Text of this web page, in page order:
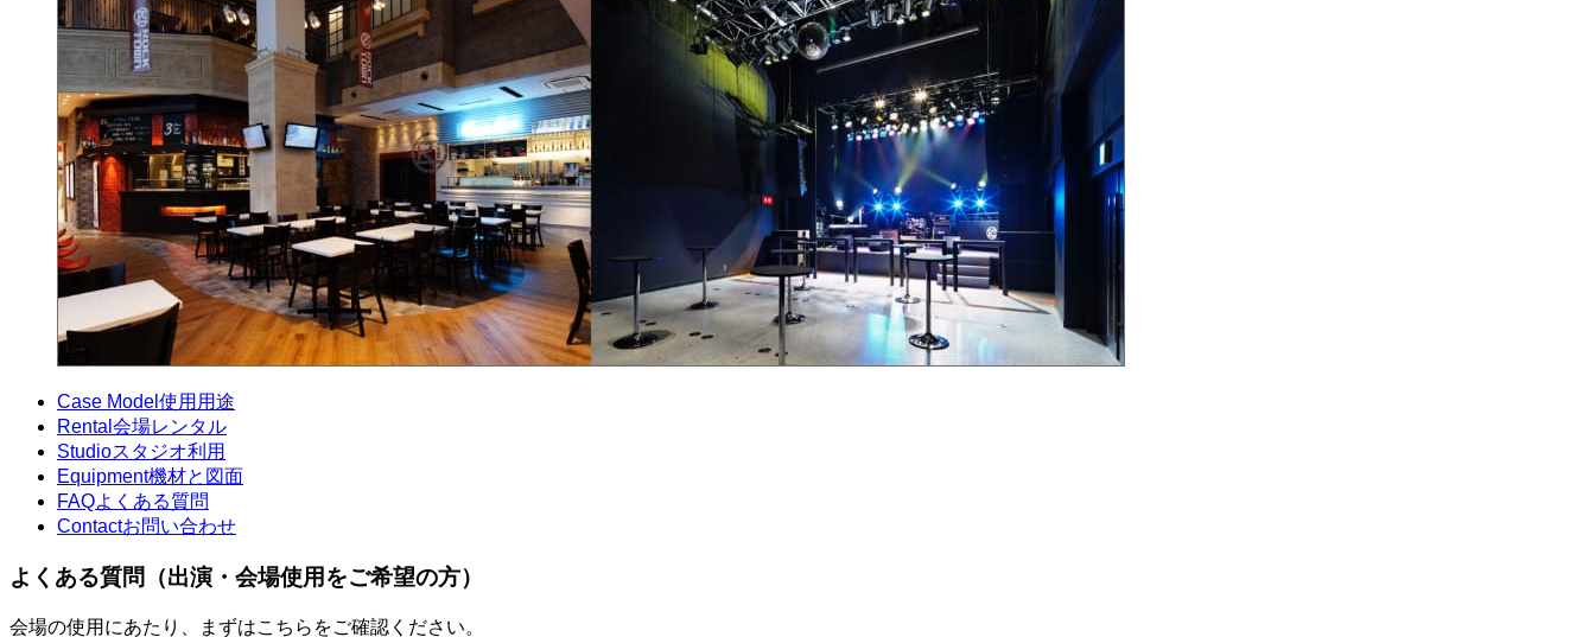
Case Model 使用用途
Rental 会場レンタル
Studioスタジオ利用
Equipment機材と図面
FAQよくある質問
Contactお問い合わせ
よくある質問（出演・会場使用をご希望の方）
会場の使用にあたり、まずはこちらをご確認ください。